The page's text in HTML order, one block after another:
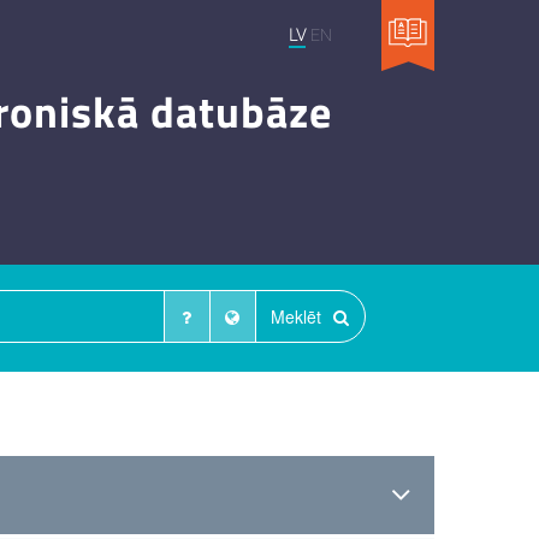
LV EN
datubāze
Meklēt